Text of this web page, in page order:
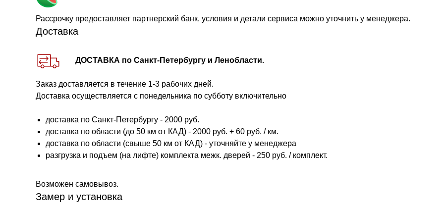
Рассрочку предоставляет партнерский банк, условия и детали сервиса можно уточнить у менеджера.
Доставка
ДОСТАВКА по Санкт-Петербургу и Ленобласти.
Заказ доставляется в течение 1-3 рабочих дней.
Доставка осуществляется с понедельника по субботу включительно
доставка по Санкт-Петербургу - 2000 руб.
доставка по области (до 50 км от КАД) - 2000 руб. + 60 руб. / км.
доставка по области (свыше 50 км от КАД) - уточняйте у менеджера
разгрузка и подъем (на лифте) комплекта межк. дверей - 250 руб. / комплект.
Возможен самовывоз.
Замер и установка